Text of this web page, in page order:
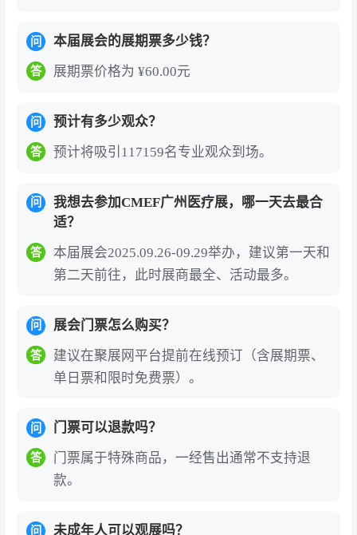
接口、医疗机器人、基因测序等前沿成果，AI已
全面融入影像诊断、智慧康复等全链条，引领行
湾区协同创新高地：首次落户广州，依托粤港澳
大湾区产业协同优势，汇聚广东及湾区医疗创新
同发展机遇提供战略窗口。
区的专业买家，“WeMatch”一对一精准对接活动
助力企业高效拓展海外市场，东南亚买家占比持
高端论坛权威赋能：同期举办60余场高端论坛，
发布行业权威报告，千位行业领袖与学术专家围
深度研讨，为企业战略决策提供权威指引。
知名展商
全球医疗巨头
问 本届展会的展期票多少钱？
答 展期票价格为 ¥60.00元
问 预计有多少观众？
答 预计将吸引117159名专业观众到场。
问
我想去参加CMEF广州医疗展，哪一天去最合
适？
答
本届展会2025.09.26-09.29举办，建议第一天和
第二天前往，此时展商最全、活动最多。
问 展会门票怎么购买？
答
建议在聚展网平台提前在线预订（含展期票、
单日票和限时免费票）。
问 门票可以退款吗？
答
门票属于特殊商品，一经售出通常不支持退
款。
问 未成年人可以观展吗？